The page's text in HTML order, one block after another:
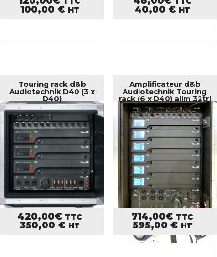
100,00 € HT 40,00 € HT
Touring rack d&b
Audiotechnik D40 (3 x
D40)
420,00€ TTC
350,00 € HT
Amplificateur d&b
Audiotechnik Touring
rack (6 x D40) alim 32tri
714,00€ TTC
595,00 € HT